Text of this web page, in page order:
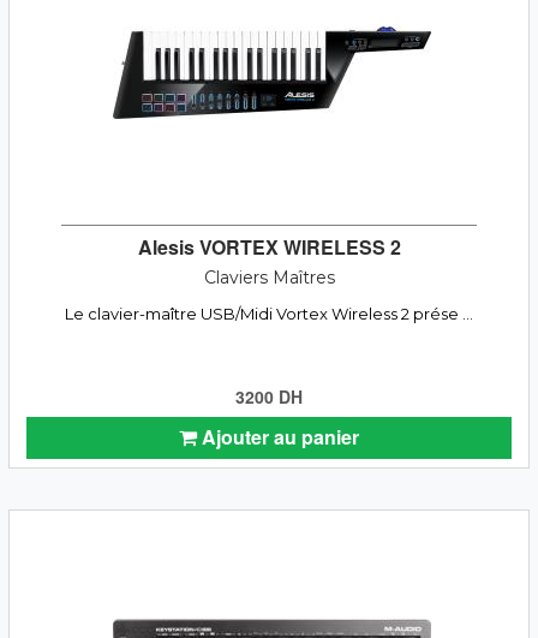
Alesis VORTEX WIRELESS 2
Claviers Maîtres
Le clavier-maître USB/Midi Vortex Wireless 2 prése ...
3200 DH
Ajouter au panier